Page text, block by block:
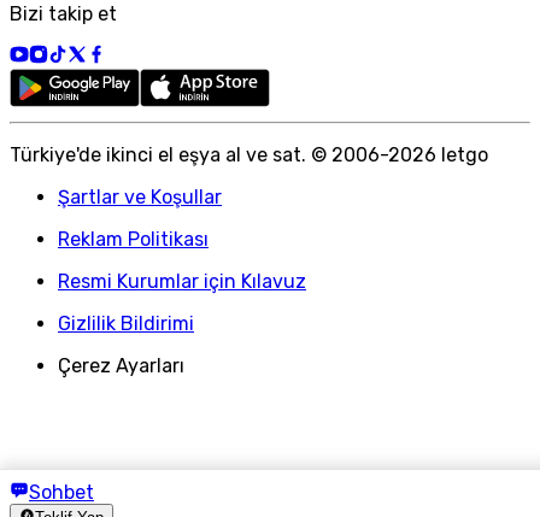
Sohbet
Bizi takip et
Türkiye'de ikinci el eşya al ve sat. © 2006-2026 letgo
Şartlar ve Koşullar
Reklam Politikası
Resmi Kurumlar için Kılavuz
Gizlilik Bildirimi
Çerez Ayarları